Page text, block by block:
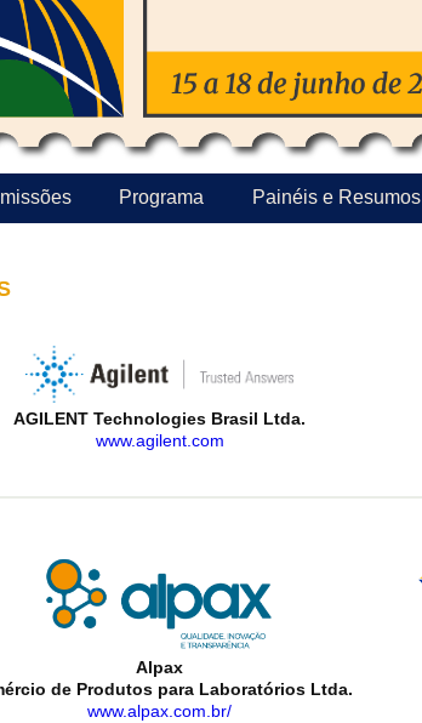
Programa Painéis e Resumos
AGILENT Technologies Brasil Ltda.
www.agilent.com
Alpax
de Produtos para Laboratórios Ltda.
www.alpax.com.br/